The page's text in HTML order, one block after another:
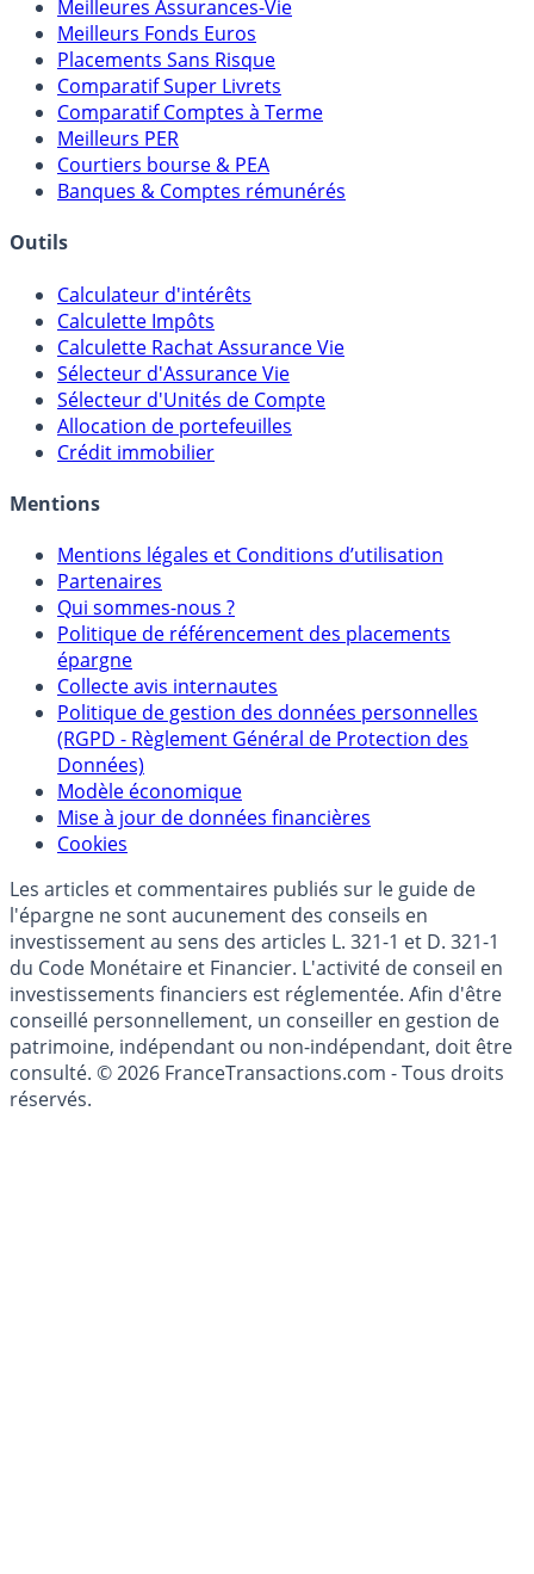
Meilleures Assurances-Vie
Meilleurs Fonds Euros
Placements Sans Risque
Comparatif Super Livrets
Comparatif Comptes à Terme
Meilleurs PER
Courtiers bourse & PEA
Calculateur d'intérêts
Calculette Impôts
Calculette Rachat Assurance Vie
Sélecteur d'Assurance Vie
Sélecteur d'Unités de Compte
Allocation de portefeuilles
Mentions légales et Conditions d’utilisation
Partenaires
Qui sommes-nous ?
Politique de référencement des placements
épargne
Collecte avis internautes
Politique de gestion des données personnelles
(RGPD - Règlement Général de Protection des
Données)
Modèle économique
Mise à jour de données financières
Cookies
Les articles et commentaires publiés sur le guide de
l'épargne ne sont aucunement des conseils en
investissement au sens des articles L. 321-1 et D. 321-1
du Code Monétaire et Financier. L'activité de conseil en
investissements financiers est réglementée. Afin d'être
conseillé personnellement, un conseiller en gestion de
patrimoine, indépendant ou non-indépendant, doit être
consulté. © 2026 FranceTransactions.com - Tous droits